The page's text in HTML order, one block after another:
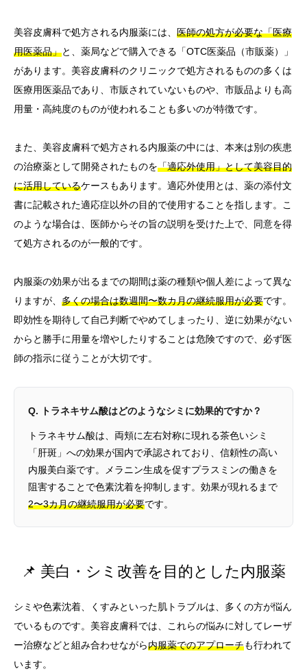
美容皮膚科で処方される内服薬には、 医師の処方が必要な「医療
用医薬品」と、薬局などで購入できる「OTC医薬品（市販薬）」
があります。美容皮膚科のクリニックで処方されるものの多くは
医療用医薬品であり、市販されていないものや、市販品よりも高
用量・高純度のものが使われることも多いのが特徴です。
また、美容皮膚科で処方される内服薬の中には、本来は別の疾患
の治療薬として開発されたものを「適応外使用」として美容目的
に活用しているケースもあります。適応外使用とは、薬の添付文
書に記載された適応症以外の目的で使用することを指します。こ
のような場合は、医師からその旨の説明を受けた上で、同意を得
て処方されるのが一般的です。
内服薬の効果が出るまでの期間は薬の種類や個人差によって異な
りますが、 多くの場合は数週間〜数カ月の継続服用が必要です。
即効性を期待して自己判断でやめてしまったり、逆に効果がない
からと勝手に用量を増やしたりすることは危険ですので、必ず医
師の指示に従うことが大切です。
Q. トラネキサム酸はどのようなシミに効果的ですか？
トラネキサム酸は、両頬に左右対称に現れる茶色いシミ
「肝斑」への効果が国内で承認されており、信頼性の高い
内服美白薬です。メラニン生成を促すプラスミンの働きを
阻害することで色素沈着を抑制します。効果が現れるまで
2〜3カ月の継続服用が必要です。
📌 美白・シミ改善を目的とした内服薬
シミや色素沈着、くすみといった肌トラブルは、多くの方が悩ん
でいるものです。美容皮膚科では、これらの悩みに対してレーザ
ー治療などと組み合わせながら内服薬でのアプローチも行われて
います。